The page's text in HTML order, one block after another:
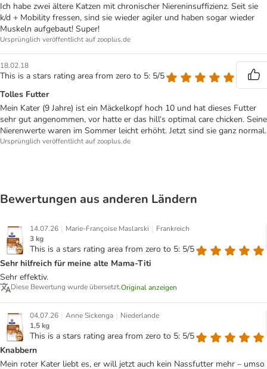
Ich habe zwei ältere Katzen mit chronischer Niereninsuffizienz. Seit sie
k/d + Mobility fressen, sind sie wieder agiler und haben sogar wieder
Muskeln aufgebaut! Super!
Ursprünglich veröffentlicht auf zooplus.de
18.02.18
This is a stars rating area from zero to 5: 5/5
Tolles Futter
Mein Kater (9 Jahre) ist ein Mäckelkopf hoch 10 und hat dieses Futter
sehr gut angenommen, vor hatte er das hill‘s optimal care chicken. Seine
Nierenwerte waren im Sommer leicht erhöht. Jetzt sind sie ganz normal.
Ursprünglich veröffentlicht auf zooplus.de
Bewertungen aus anderen Ländern
14.07.26 | Marie-Françoise Maslarski | Frankreich
3 kg
This is a stars rating area from zero to 5: 5/5
Sehr hilfreich für meine alte Mama-Titi
Sehr effektiv.
Diese Bewertung wurde übersetzt.Original anzeigen
04.07.26 | Anne Sickenga | Niederlande
1,5 kg
This is a stars rating area from zero to 5: 5/5
Knabbern
Mein roter Kater liebt es, er will jetzt auch kein Nassfutter mehr – umso